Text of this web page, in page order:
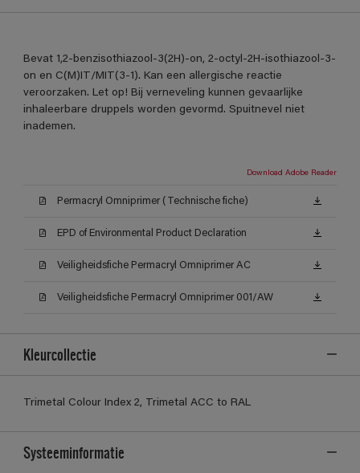
Bevat 1,2-benzisothiazool-3(2H)-on, 2-octyl-2H-isothiazool-3-
on en C(M)IT/MIT(3-1). Kan een allergische reactie
veroorzaken. Let op! Bij verneveling kunnen gevaarlijke
inhaleerbare druppels worden gevormd. Spuitnevel niet
inademen.
Download Adobe Reader
Permacryl Omniprimer (Technische fiche)
EPD of Environmental Product Declaration
Veiligheidsfiche Permacryl Omniprimer AC
Veiligheidsfiche Permacryl Omniprimer 001/AW
Kleurcollectie
Trimetal Colour Index 2, Trimetal ACC to RAL
Systeeminformatie